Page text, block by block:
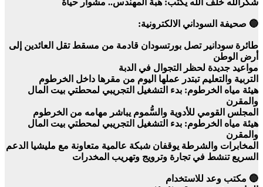
🔵 صحيفة السوداني الالكترونية:
طائرة سودانير تصل بورتسودان قادمة من مسقط تقل العائدين إلى
أرض الوطن
مواعيد جديدة لحظر التجوال في الدبة
التربية والتعليم تبتدر عملها اليوم من مقرها داخل الخرطوم
هيئة مياه الخرطوم: بدء التشغيل التجريبي لمحطتي بيت المال
والمقرن
المجلس القومي للأدوية والسُّموم يباشر مهامه من الخرطوم
هيئة مياه الخرطوم: بدء التشغيل التجريبي لمحطتي بيت المال
والمقرن
المخابرات والشرطة يوقفان شبكة عالمية متعاونة مع مليشيا الدعم
السريع تنشط في تجارة وترويج وتهريب المخدرات
🔵 مكتب وعد للاستخدام